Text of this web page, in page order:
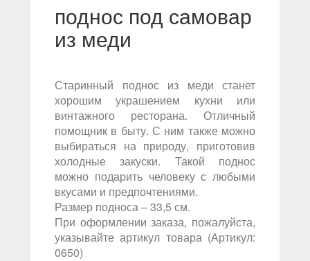
поднос под самовар
из меди
Старинный поднос из меди станет
хорошим украшением кухни или
винтажного ресторана. Отличный
помощник в быту. С ним также можно
выбираться на природу, приготовив
холодные закуски. Такой поднос
можно подарить человеку с любыми
вкусами и предпочтениями.
Размер подноса – 33,5 см.
При оформлении заказа, пожалуйста,
указывайте артикул товара (Артикул:
0650)